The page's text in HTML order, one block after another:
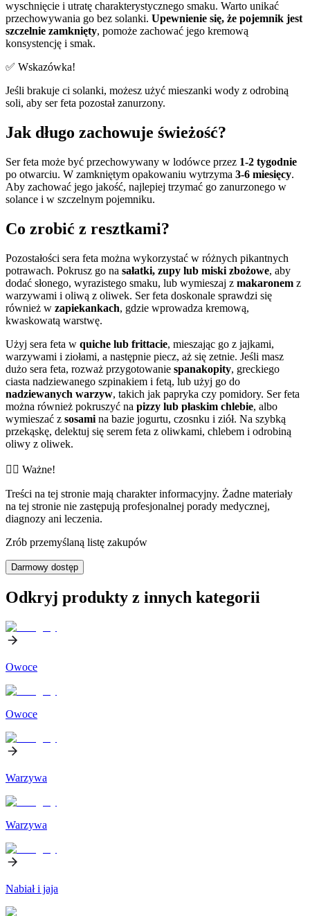
wyschnięcie i utratę charakterystycznego smaku. Warto unikać
przechowywania go bez solanki. Upewnienie się, że pojemnik jest
szczelnie zamknięty, pomoże zachować jego kremową
konsystencję i smak.
✅ Wskazówka!
Jeśli brakuje ci solanki, możesz użyć mieszanki wody z odrobiną
soli, aby ser feta pozostał zanurzony.
Jak długo zachowuje świeżość?
Ser feta może być przechowywany w lodówce przez 1-2 tygodnie
po otwarciu. W zamkniętym opakowaniu wytrzyma 3-6 miesięcy.
Aby zachować jego jakość, najlepiej trzymać go zanurzonego w
solance i w szczelnym pojemniku.
Co zrobić z resztkami?
Pozostałości sera feta można wykorzystać w różnych pikantnych
potrawach. Pokrusz go na sałatki, zupy lub miski zbożowe, aby
dodać słonego, wyrazistego smaku, lub wymieszaj z makaronem z
warzywami i oliwą z oliwek. Ser feta doskonale sprawdzi się
również w zapiekankach, gdzie wprowadza kremową,
kwaskowatą warstwę.
Użyj sera feta w quiche lub frittacie, mieszając go z jajkami,
warzywami i ziołami, a następnie piecz, aż się zetnie. Jeśli masz
dużo sera feta, rozważ przygotowanie spanakopity, greckiego
ciasta nadziewanego szpinakiem i fetą, lub użyj go do
nadziewanych warzyw, takich jak papryka czy pomidory. Ser feta
można również pokruszyć na pizzy lub płaskim chlebie, albo
wymieszać z sosami na bazie jogurtu, czosnku i ziół. Na szybką
przekąskę, delektuj się serem feta z oliwkami, chlebem i odrobiną
oliwy z oliwek.
👨‍⚕️️ Ważne!
Treści na tej stronie mają charakter informacyjny. Żadne materiały
na tej stronie nie zastępują profesjonalnej porady medycznej,
diagnozy ani leczenia.
Zrób przemyślaną listę zakupów
Darmowy dostęp
Odkryj produkty z innych kategorii
Owoce
Owoce
Warzywa
Warzywa
Nabiał i jaja